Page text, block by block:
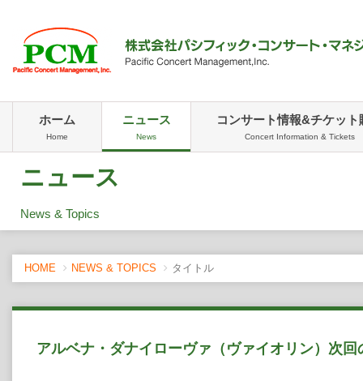
ホーム
Home
ニュース
News
コンサート情報&チケット
Concert Information & Tickets
ニュース
News & Topics
HOME NEWS & TOPICS タイトル
アルベナ・ダナイローヴァ（ヴァイオリン）次